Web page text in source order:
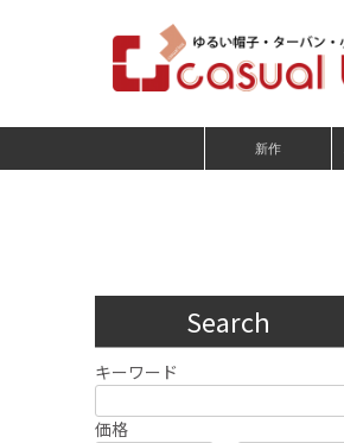
新作
Search
キーワード
価格